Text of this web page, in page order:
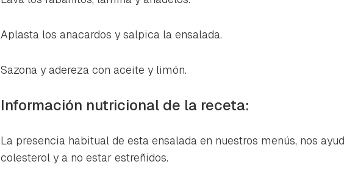
Aplasta los anacardos y salpica la ensalada.
Sazona y adereza con aceite y limón.
Información nutricional de la receta:
La presencia habitual de esta ensalada en nuestros menús, nos
colesterol y a no estar estreñidos.